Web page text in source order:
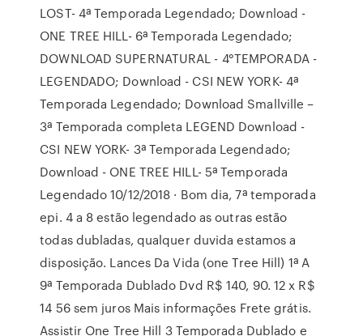
LOST- 4ª Temporada Legendado; Download -
ONE TREE HILL- 6ª Temporada Legendado;
DOWNLOAD SUPERNATURAL - 4°TEMPORADA -
LEGENDADO; Download - CSI NEW YORK- 4ª
Temporada Legendado; Download Smallville –
3ª Temporada completa LEGEND Download -
CSI NEW YORK- 3ª Temporada Legendado;
Download - ONE TREE HILL- 5ª Temporada
Legendado 10/12/2018 · Bom dia, 7ª temporada
epi. 4 a 8 estão legendado as outras estão
todas dubladas, qualquer duvida estamos a
disposição. Lances Da Vida (one Tree Hill) 1ª A
9ª Temporada Dublado Dvd R$ 140, 90. 12 x R$
14 56 sem juros Mais informações Frete grátis.
Assistir One Tree Hill 3 Temporada Dublado e